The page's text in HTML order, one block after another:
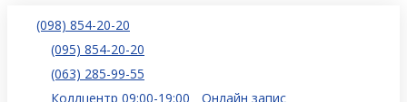
(098) 854-20-20
(095) 854-20-20
(063) 285-99-55
Коллцентр 09:00-19:00
Онлайн запис